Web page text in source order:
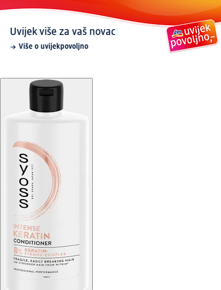
Uvijek više za vaš novac
Više o uvijekpovoljno